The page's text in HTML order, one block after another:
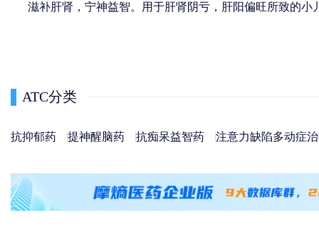
滋补肝肾，宁神益智。用于肝肾阴亏，肝阳偏旺所致的
ATC分类
抗抑郁药 提神醒脑药 抗痴呆益智药 注意力缺陷多动症